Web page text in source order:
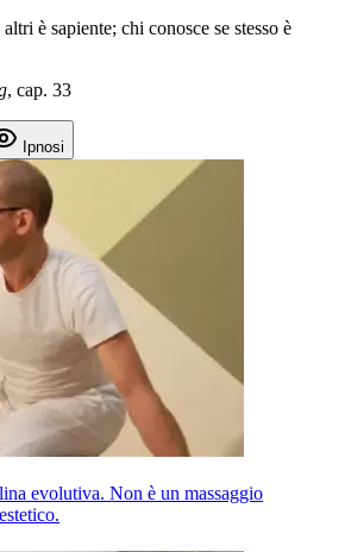
è sapiente; chi conosce se stesso è
, cap. 33
Ipnosi
evolutiva. Non è un massaggio